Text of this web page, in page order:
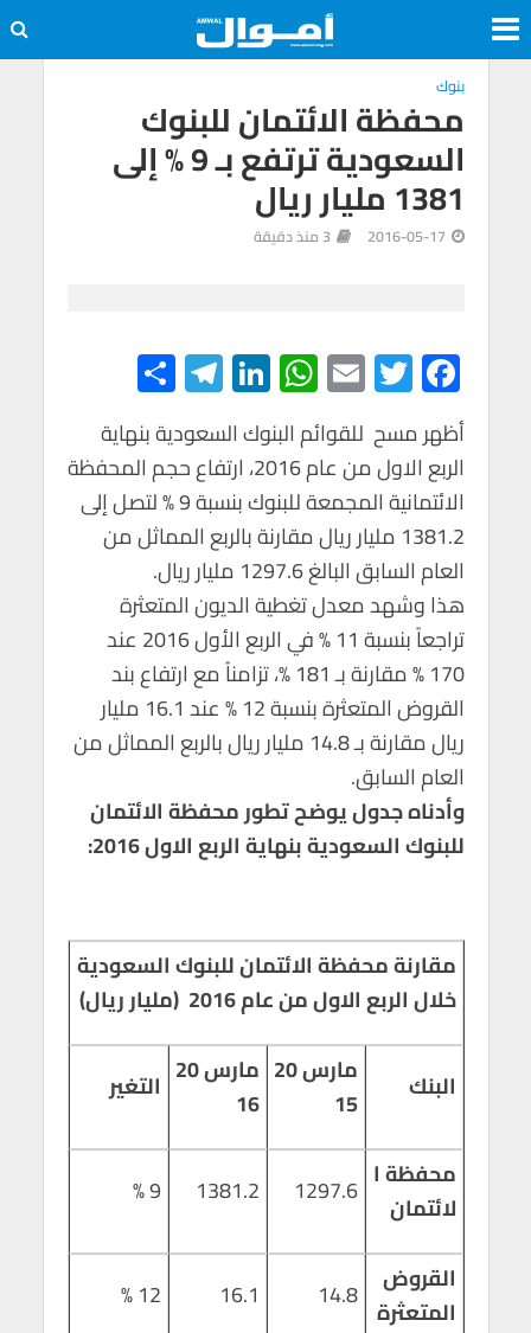
بنوك
محفظة الائتمان للبنوك
السعودية ترتفع بـ 9 % إلى
1381 مليار ريال
2016-05-17 3 منذ دقيقة
F
ac
e
b
o
o
k
T
wi
tt
er
E
m
ail
W
h
at
s
A
p
p
Li
n
ke
dI
n
Te
le
gr
a
m
h
ar
e
أظهر مسح للقوائم البنوك السعودية بنهاية
الربع الاول من عام 2016، ارتفاع حجم المحفظة
الائتمانية المجمعة للبنوك بنسبة 9 % لتصل إلى
1381.2 مليار ريال مقارنة بالربع المماثل من
العام السابق البالغ 1297.6 مليار ريال.
هذا وشهد معدل تغطية الديون المتعثرة
تراجعاً بنسبة 11 % في الربع الأول 2016 عند
170 % مقارنة بـ 181 %، تزامناً مع ارتفاع بند
القروض المتعثرة بنسبة 12 % عند 16.1 مليار
ريال مقارنة بـ 14.8 مليار ريال بالربع المماثل من
العام السابق.
وأدناه جدول يوضح تطور محفظة الائتمان
للبنوك السعودية بنهاية الربع الاول 2016:
مقارنة محفظة الائتمان للبنوك السعودية
خلال الربع الاول من عام 2016 (مليار ريال)
البنك
مارس 20
15
مارس 20
16
التغير
محفظة ا
لائتمان
1297.6
1381.2
9 %
القروض
المتعثرة 14.8
16.1
12 %